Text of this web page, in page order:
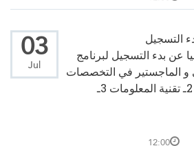
03
Jul
التسجيل
عن بدء التسجيل لبرنامج
و الماجستير في التخصصات
التالية : اداراة اعمال 1 - 2ـ تقنية المعلومات 3ـ
12:00